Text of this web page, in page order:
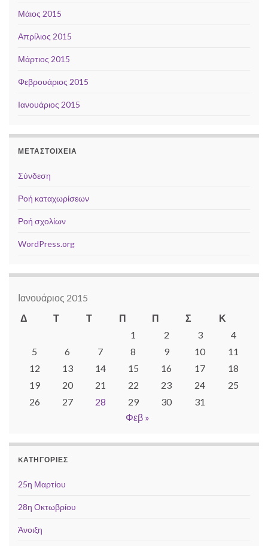
Μάιος 2015
Απρίλιος 2015
Μάρτιος 2015
Φεβρουάριος 2015
Ιανουάριος 2015
ΜΕΤΑΣΤΟΙΧΕΊΑ
Σύνδεση
Ροή καταχωρίσεων
Ροή σχολίων
WordPress.org
Ιανουάριος 2015
Δ
Τ Τ Π Π Σ
Κ
1
2 3
4
5
6 7 8 9 10
11
12
13 14 15 16 17
18
19
20 21 22 23 24
25
26
27 28 29 30
31
Φεβ »
KΑΤΗΓΟΡΊΕΣ
25η Μαρτίου
28η Οκτωβρίου
Άνοιξη